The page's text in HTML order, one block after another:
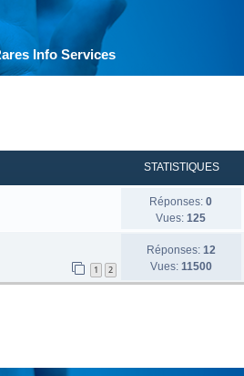
Info Services
STATISTIQUES
Réponses: 0
Vues: 125
1 2
Réponses: 12
Vues: 11500